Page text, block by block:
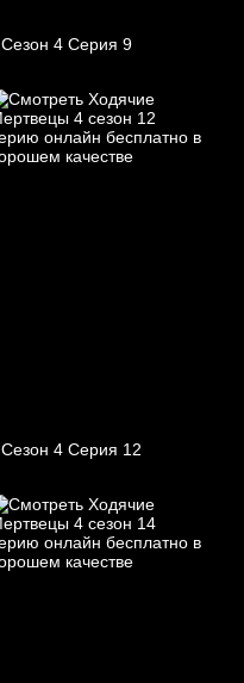
Сезон 4 Серия 9
Сезон 4 Серия 12